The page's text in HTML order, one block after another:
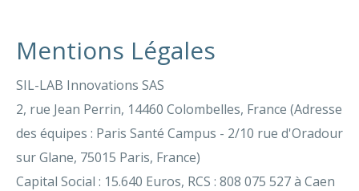
Mentions Légales
SIL-LAB Innovations SAS
2, rue Jean Perrin, 14460 Colombelles, France (Adresse
des équipes : Paris Santé Campus - 2/10 rue d'Oradour
sur Glane, 75015 Paris, France)
Capital Social : 15.640 Euros, RCS : 808 075 527 à Caen